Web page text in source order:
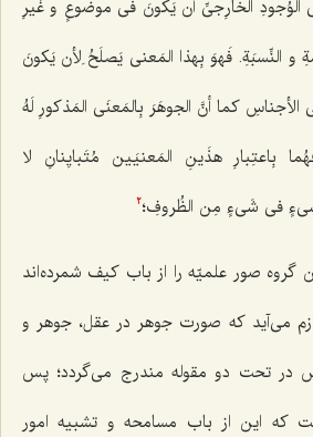
الوُجودِ الخارِجیِّ أن یَکونَ فی موضوعٍ و غَیرِ
و النِّسبَةِ. فَهوَ بِهذا المَعنى یَصلَحُ لِأن یَکونَ
کما أنَّ الجوهَرَ بِالمَعنَى المَذکورِ لَهُ
بِاعتِبارِ هذَینِ المَعنیَین مُتَبایِنانِ لا
فی شَی‌ءٍ مِن الظُروفِ؛2
گروه صور علمیّه را از باب کیف شمرده‌اند
می‌آید که صورت جوهر در عقل، جوهر و
در تحت دو مقوله مندرج می‌گردد؛ پس
که این از باب مسامحه و تشبیه امور